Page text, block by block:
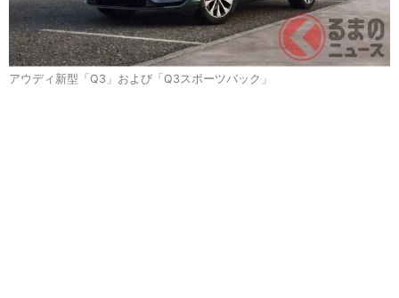
アウディ新型「Q3」および「Q3スポーツバック」